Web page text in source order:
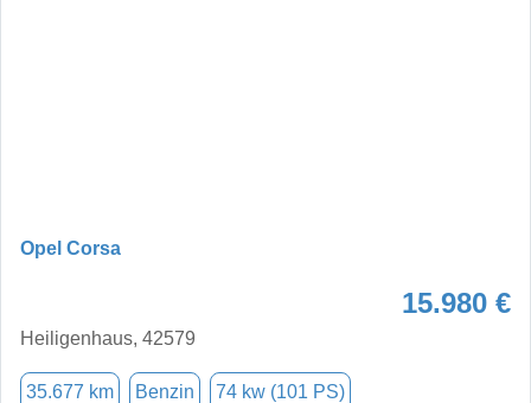
Opel Corsa
15.980 €
Heiligenhaus, 42579
35.677 km Benzin 74 kw (101 PS)